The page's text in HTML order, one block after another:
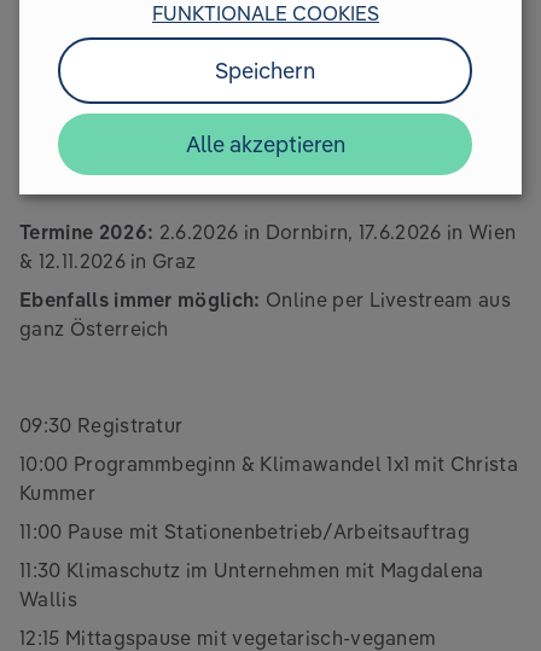
Programm
Climate Lehrlinge | Allgemeine
Nachhaltigkeitsschulung
Termine 2026: ⁠2.6.2026 in Dornbirn, 17.6.2026 in Wien
& 12.11.2026 in Graz
Ebenfalls immer möglich: Online per Livestream aus
ganz Österreich
09:30 Registratur
10:00 Programmbeginn & Klimawandel 1x1 mit Christa
Kummer
11:00 Pause mit Stationenbetrieb/Arbeitsauftrag
11:30 Klimaschutz im Unternehmen mit Magdalena
Wallis
12:15 Mittagspause mit vegetarisch-veganem
FUNKTIONALE COOKIES
Speichern
Alle akzeptieren